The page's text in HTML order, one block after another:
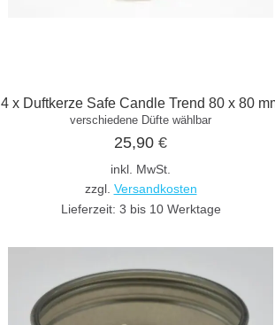
4 x Duftkerze Safe Candle Trend 80 x 80
verschiedene Düfte wählbar
25,90 €
inkl. MwSt.
zzgl. Versandkosten
Lieferzeit: 3 bis 10 Werktage